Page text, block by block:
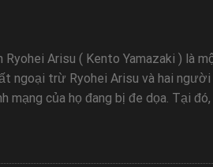
Arisu ( Kento Yamazaki ) là
trừ Ryohei Arisu và hai người
của họ đang bị đe dọa. Tại